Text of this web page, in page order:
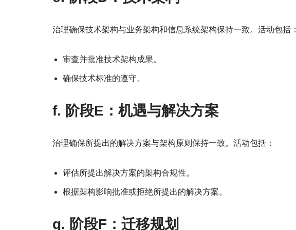
治理确保技术架构与业务架构和信息系统架构保持一致。活动包括：
审查并批准技术架构成果。
确保技术标准的遵守。
f. 阶段E：机遇与解决方案
治理确保所提出的解决方案与架构原则保持一致。活动包括：
评估所提出解决方案的架构合规性。
根据架构影响批准或拒绝所提出的解决方案。
g. 阶段F：迁移规划